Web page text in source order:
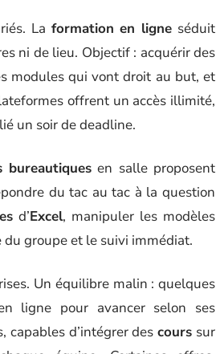
La formation en ligne séduit
ni de lieu. Objectif : acquérir des
modules qui vont droit au but, et
offrent un accès illimité,
un soir de deadline.
bureautiques en salle proposent
du tac au tac à la question
d’Excel, manipuler les modèles
groupe et le suivi immédiat.
Un équilibre malin : quelques
ligne pour avancer selon ses
capables d’intégrer descours sur